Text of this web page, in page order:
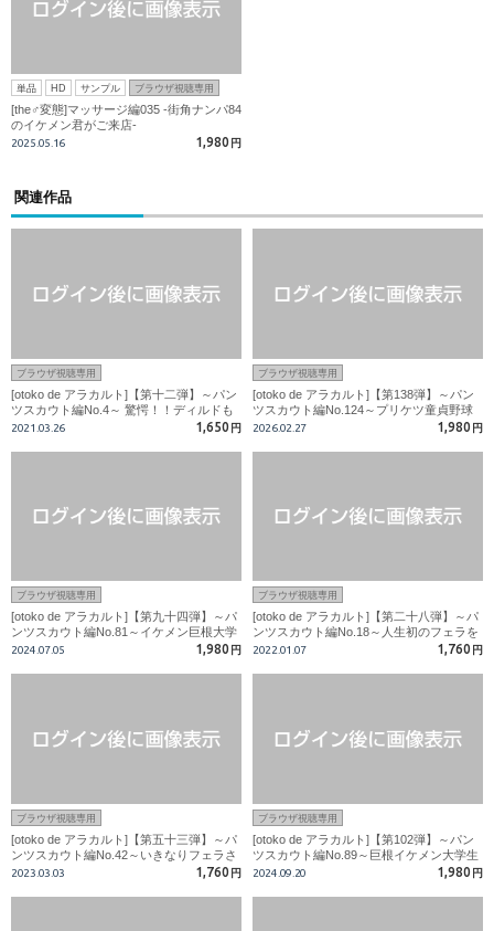
単品 HD サンプル ブラウザ視聴専用
[the♂変態]マッサージ編035 -街角ナンパ84
のイケメン君がご来店-
2025.05.16 1,980 円
関連作品
ブラウザ視聴専用
[otoko de アラカルト]【第十二弾】～パン
ツスカウト編No.4～ 驚愕！！ディルドも
ずっぽりの極太デカマラ大学生！！
2021.03.26 1,650 円
ブラウザ視聴専用
[otoko de アラカルト]【第138弾】～パン
ツスカウト編No.124～プリケツ童貞野球
部員！男相手にビンビンMAX！！
2026.02.27 1,980 円
ブラウザ視聴専用
[otoko de アラカルト]【第九十四弾】～パ
ンツスカウト編No.81～イケメン巨根大学
生サッカー部員!亀頭がヤバい！！
2024.07.05 1,980 円
ブラウザ視聴専用
[otoko de アラカルト]【第二十八弾】～パ
ンツスカウト編No.18～人生初のフェラを
男に奪われてしまうムキムキボディのイケ
2022.01.07 1,760 円
ブラウザ視聴専用
[otoko de アラカルト]【第五十三弾】～パ
ンツスカウト編No.42～いきなりフェラさ
れビックリ?18才イケメンサッカー部員?
2023.03.03 1,760 円
ブラウザ視聴専用
[otoko de アラカルト]【第102弾】～パン
ツスカウト編No.89～巨根イケメン大学生
野球部員！カメラマンの極上フェラで昇
2024.09.20 1,980 円